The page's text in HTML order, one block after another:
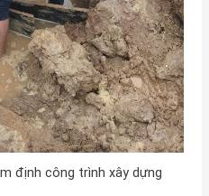
định công trình xây dựng